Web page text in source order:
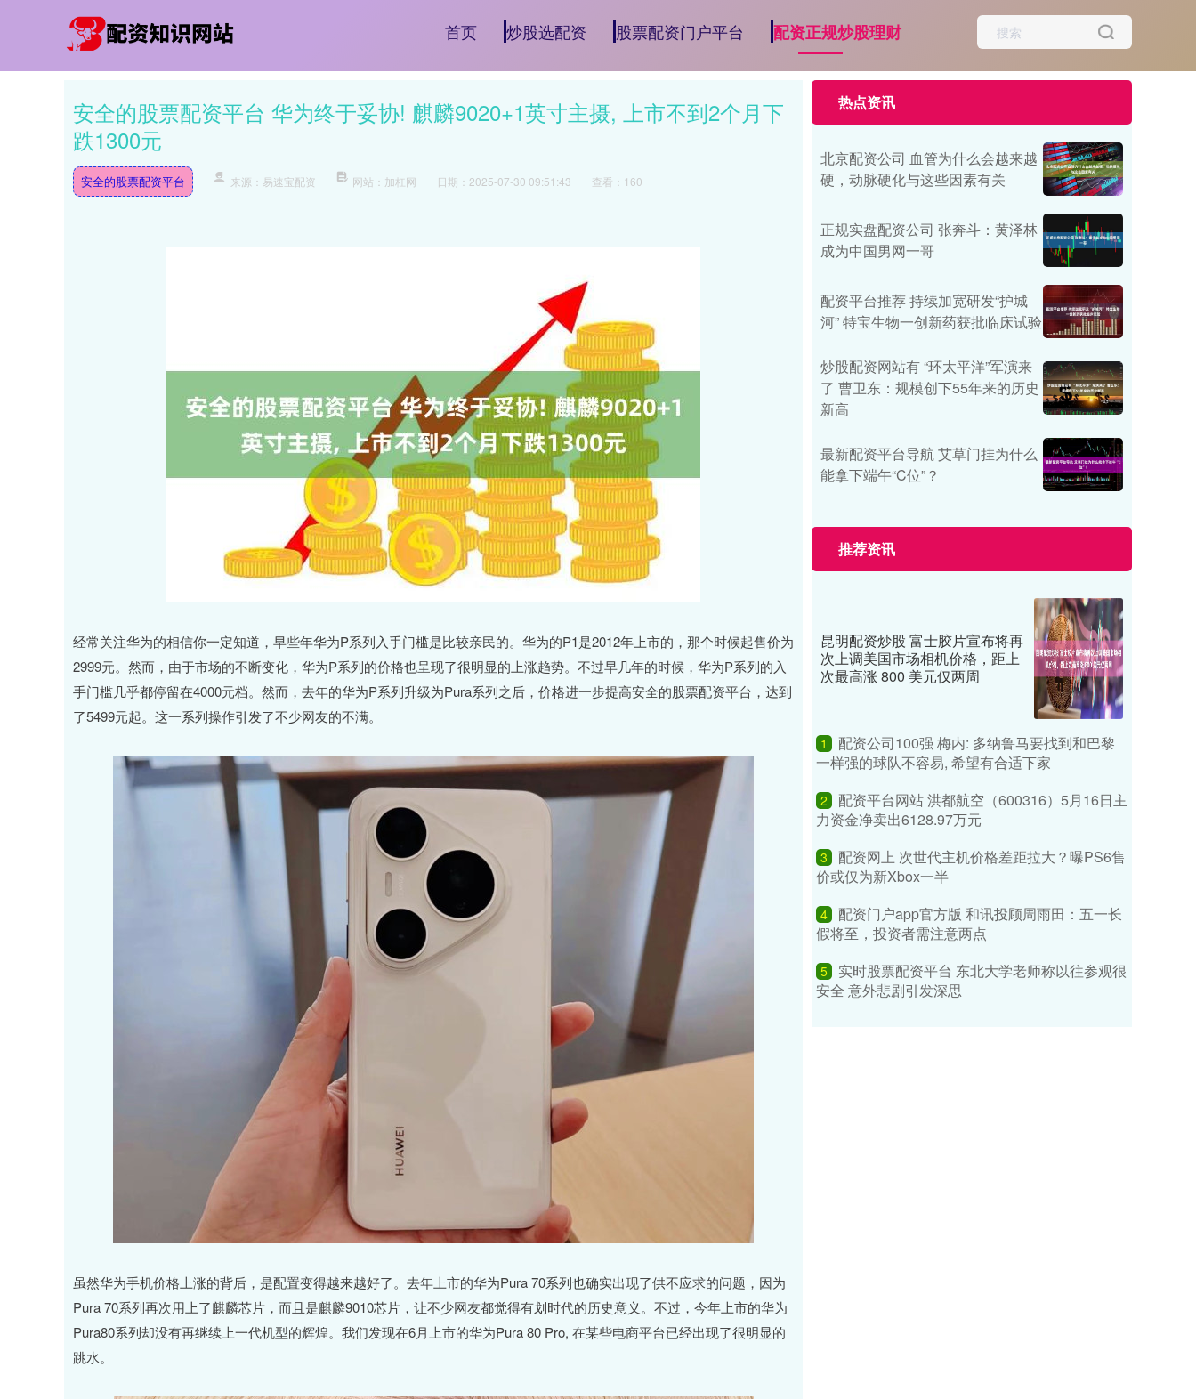
首页 炒股选配资 股票配资门户平台 配资正规炒股理财
安全的股票配资平台 华为终于妥协! 麒麟9020+1英寸主摄, 上市不到2个月下
跌1300元
安全的股票配资平台 来源：易速宝配资 网站：加杠网 日期：2025-07-30 09:51:43 查看：160
经常关注华为的相信你一定知道，早些年华为P系列入手门槛是比较亲民的。华为的P1是2012年上市的，那个时候起售价为
2999元。然而，由于市场的不断变化，华为P系列的价格也呈现了很明显的上涨趋势。不过早几年的时候，华为P系列的入
手门槛几乎都停留在4000元档。然而，去年的华为P系列升级为Pura系列之后，价格进一步提高安全的股票配资平台，达到
了5499元起。这一系列操作引发了不少网友的不满。
虽然华为手机价格上涨的背后，是配置变得越来越好了。去年上市的华为Pura 70系列也确实出现了供不应求的问题，因为
Pura 70系列再次用上了麒麟芯片，而且是麒麟9010芯片，让不少网友都觉得有划时代的历史意义。不过，今年上市的华为
Pura80系列却没有再继续上一代机型的辉煌。我们发现在6月上市的华为Pura 80 Pro, 在某些电商平台已经出现了很明显的
跳水。
热点资讯
北京配资公司 血管为什么会越来越
硬，动脉硬化与这些因素有关
正规实盘配资公司 张奔斗：黄泽林
成为中国男网一哥
配资平台推荐 持续加宽研发“护城
河” 特宝生物一创新药获批临床试验
炒股配资网站有 “环太平洋”军演来
了 曹卫东：规模创下55年来的历史
新高
最新配资平台导航 艾草门挂为什么
能拿下端午“C位”？
推荐资讯
昆明配资炒股 富士胶片宣布将再
次上调美国市场相机价格，距上
次最高涨 800 美元仅两周
1
配资公司100强 梅内: 多纳鲁马要找到和巴黎
一样强的球队不容易, 希望有合适下家
2
配资平台网站 洪都航空（600316）5月16日主
力资金净卖出6128.97万元
3
配资网上 次世代主机价格差距拉大？曝PS6售
价或仅为新Xbox一半
4
配资门户app官方版 和讯投顾周雨田：五一长
假将至，投资者需注意两点
5
实时股票配资平台 东北大学老师称以往参观很
安全 意外悲剧引发深思